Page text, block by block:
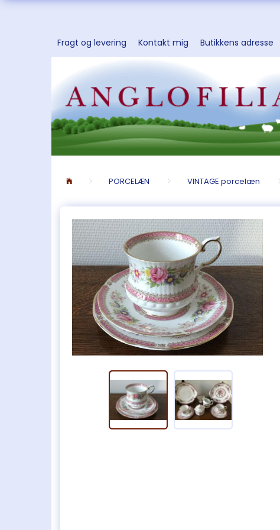
Fragt og levering Kontakt mig Butikkens adresse
PORCELÆN VINTAGE porcelæn